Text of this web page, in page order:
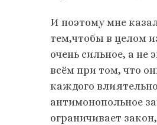
И поэтому мне
тем,чтобы в целом
очень сильное, а
всём при том, что
каждого
антимонопольное
ограничивает